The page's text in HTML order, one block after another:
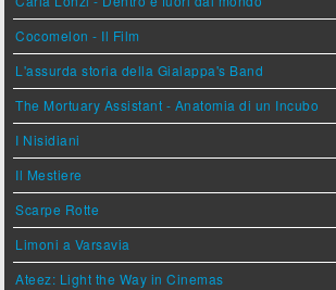
Cocomelon - Il Film
L'assurda storia della Gialappa's Band
The Mortuary Assistant - Anatomia di un Incubo
I Nisidiani
Il Mestiere
Scarpe Rotte
Limoni a Varsavia
Ateez: Light the Way in Cinemas